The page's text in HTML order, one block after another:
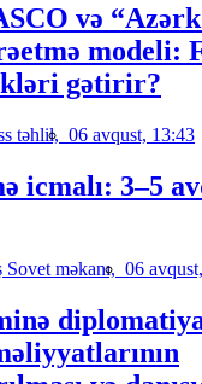
və
modeli:
gətirir?
təhlil, 06 avqust, 13:43
icmalı: 3–5
məkanı, 06